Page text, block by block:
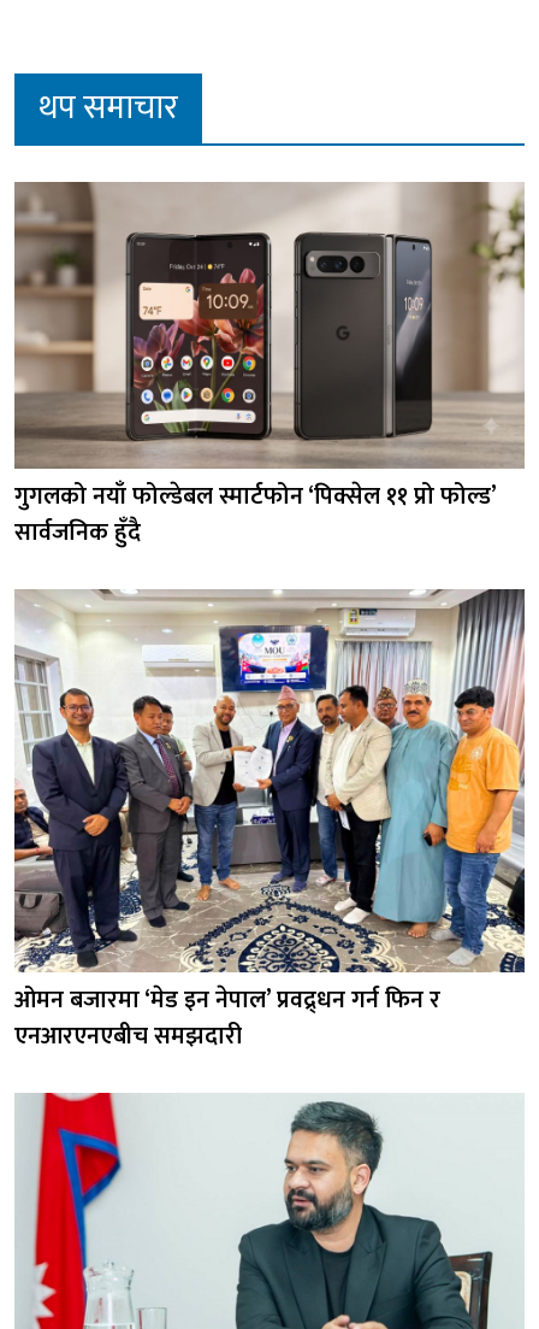
थप समाचार
गुगलको नयाँ फोल्डेबल स्मार्टफोन ‘पिक्सेल ११ प्रो फोल्ड’
सार्वजनिक हुँदै
ओमन बजारमा ‘मेड इन नेपाल’ प्रवद्र्धन गर्न फिन र
एनआरएनएबीच समझदारी